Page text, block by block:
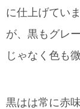
に仕上げてい
が、黒もグレ
じゃなく色も
黒はは常に赤